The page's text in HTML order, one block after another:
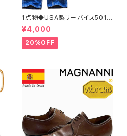
1点物◆USA製リーバイス501ビ
ンテージ黒カン80sジーンズ古
着メンズレディースOKアメカジ/
ストリート/ブランドアメリカ製デ
ニムパンツ372581
¥4,000
20%OFF